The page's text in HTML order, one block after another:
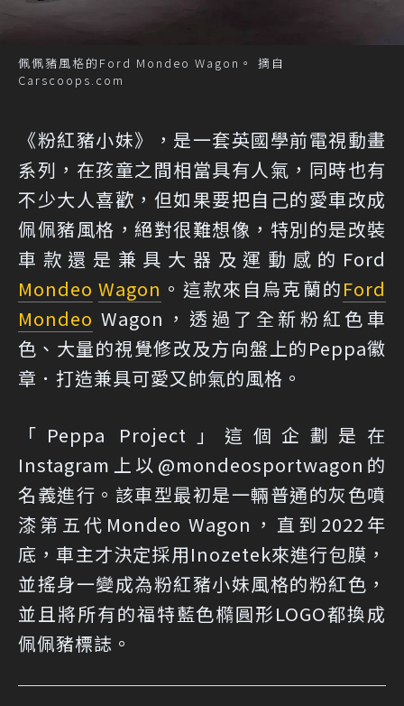
佩佩豬風格的Ford Mondeo Wagon。 摘自
Carscoops.com
《粉紅豬小妹》，是一套英國學前電視動畫
系列，在孩童之間相當具有人氣，同時也有
不少大人喜歡，但如果要把自己的愛車改成
佩佩豬風格，絕對很難想像，特別的是改裝
車款還是兼具大器及運動感的Ford
Mondeo Wagon 。這款來自烏克蘭的Ford
Mondeo Wagon，透過了全新粉紅色車
色、大量的視覺修改及方向盤上的Peppa徽
章．打造兼具可愛又帥氣的風格。
「Peppa Project」這個企劃是在
Instagram上以@mondeosportwagon的
名義進行。該車型最初是一輛普通的灰色噴
漆第五代Mondeo Wagon，直到2022年
底，車主才決定採用Inozetek來進行包膜，
並搖身一變成為粉紅豬小妹風格的粉紅色，
並且將所有的福特藍色橢圓形LOGO都換成
佩佩豬標誌。